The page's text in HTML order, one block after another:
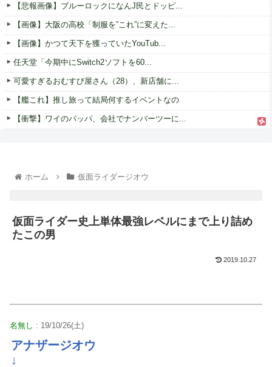
【悲報画像】ブルーロックになんJ民とドッピ...
【画像】大阪の高校「制服を”これ”に変えた...
【画像】かつて天下を獲っていたYouTub...
任天堂「今期中にSwitch2ソフトを60...
可愛すぎるおむすび屋さん（28）、新店舗に...
【艦これ】推し旅って結局何するイベントなの
【衝撃】ワイのパッパ、会社でナンバーツーに...
ホーム 仮面ライダージオウ
仮面ライダー史上単体最強レベルにまで上り詰め
たこの男
2019.10.27
名無し : 19/10/26(土)
アナザージオウ
↓